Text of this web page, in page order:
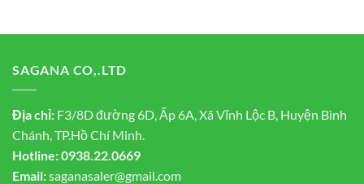
SAGANA CO,.LTD
Địa chỉ: F3/8D đường 6D, Ấp 6A, Xã Vĩnh Lộc B, Huyện Bình
Chánh, TP.Hồ Chí Minh.
Hotline:0938.22.0669
Email:saganasaler@gmail.com